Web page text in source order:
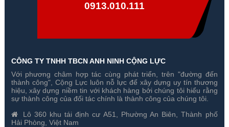
Bàn Điều Khiển PTZ IP
Samsung SPC-2000
Gía hãng : 20,621,000₫
14,434,700₫
Ống Kính Samsung SLA-
M2890PN
Gía hãng : 6,248,000₫
4,373,600₫
0913.010.111
CÔNG TY TNHH TBCN ANH NINH CỘNG LỰC
Với phương châm hợp tác cùng phát triển, trên "đường đến
thành công", Cộng Lực luôn nỗ lực để xây dựng uy tín thương
hiệu, xây dựng niềm tin với khách hàng bởi chúng tôi hiểu rằng
sự thành công của đối tác chính là thành công của chúng tôi.
Lô 360 khu tái định cư A51, Phường An Biên, Thành phố
Hải Phòng, Việt Nam